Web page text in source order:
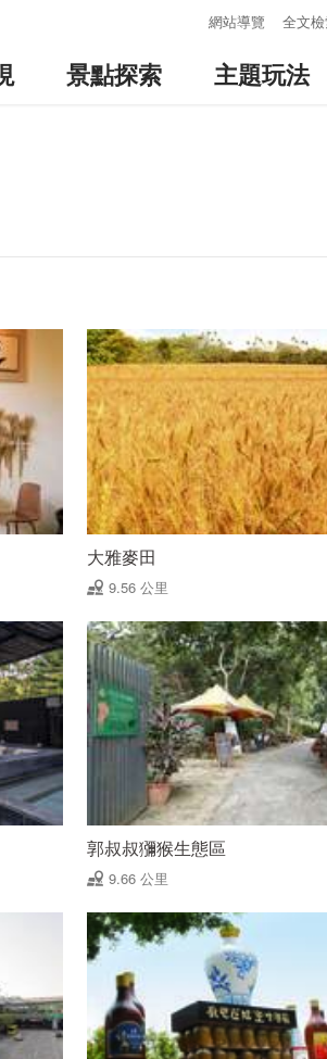
網站導覽 全文
景點探索 主題玩法
大雅麥田
9.56 公里
郭叔叔獼猴生態區
9.66 公里